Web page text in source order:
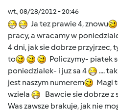
wt., 08/28/2012 - 20:46
Ja tez prawie 4, znowu
pracy, a wracamy w
4 dni, jak sie dobrze przyjrzec,
to
Policzymy- piatek
poniedzialek- i juz sa 4
....
jest naszym numerem
Magi
wziela
Bawcie sie dobrze z
Was zawsze brakuje, jak nie